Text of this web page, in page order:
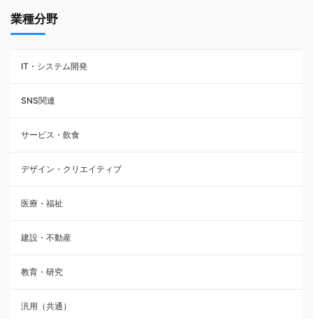
業種分野
IT・システム開発
SNS関連
サービス・飲食
デザイン・クリエイティブ
医療・福祉
建設・不動産
教育・研究
汎用（共通）